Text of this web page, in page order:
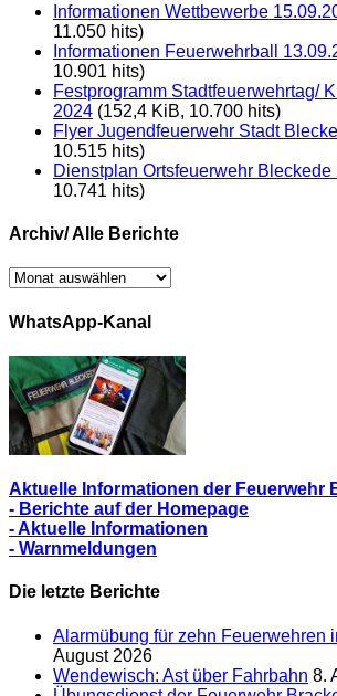
Informationen Wettbewerbe
11.050 hits)
Informationen Feuerwehrball
10.901 hits)
Festprogramm Stadtfeuerwehrtag/
2024 (152,4 KiB, 10.700 hits)
Flyer Jugendfeuerwehr Stadt
10.515 hits)
Dienstplan Ortsfeuerwehr Bleckede
10.741 hits)
Archiv/ Alle Berichte
Archiv/
Berichte
WhatsApp-Kanal
Aktuelle Informationen der Feuerwehr
- Berichte auf der Homepage
- Aktuelle Informationen
- Warnmeldungen
Die letzte Berichte
Alarmübung für zehn Feuerwehren
August 2026
Wendewisch: Ast über Fahrbahn 8.